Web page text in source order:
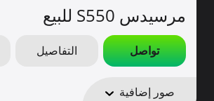
مرسيدس S550 للبيع
تواصل التفاصيل
صور إضافية